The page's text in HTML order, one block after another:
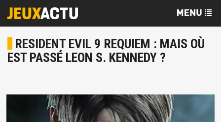
RESIDENT EVIL 9 REQUIEM : MAIS OÙ
EST PASSÉ LEON S. KENNEDY ?